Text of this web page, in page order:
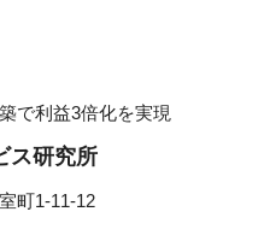
で利益3倍化を実現
ス研究所
町1-11-12